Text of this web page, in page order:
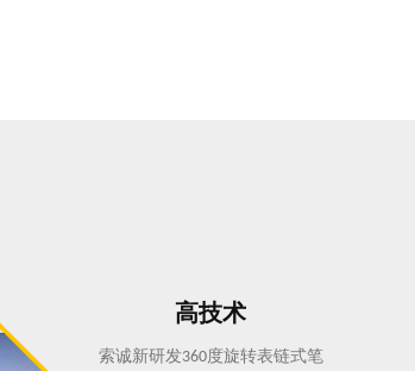
高技术
索诚新研发360度旋转表链式笔